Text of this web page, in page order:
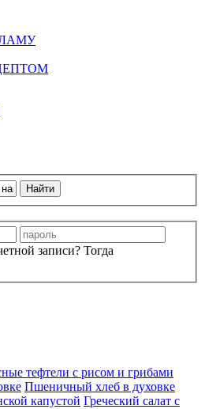
записи? Тогда
тефтели с рисом и грибами
Пшеничный хлеб в духовке
Греческий салат с